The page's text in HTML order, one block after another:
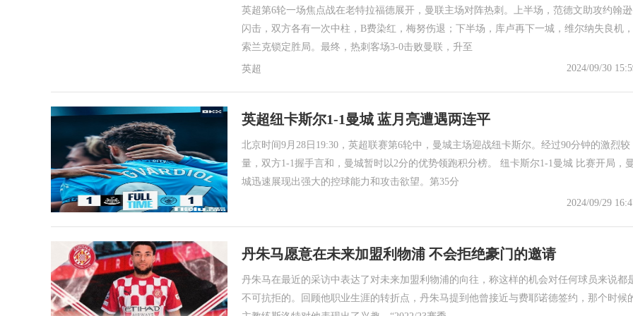
英超第6轮一场焦点战在老特拉福德展开，曼联主场对阵热刺。上半场，范德文助攻约翰逊
闪击，双方各有一次中柱，B费染红，梅努伤退；下半场，库卢再下一城，维尔纳失良机，
索兰克锁定胜局。最终，热刺客场3-0击败曼联，升至
2024/09/30
英超
英超纽卡斯尔1-1曼城 蓝月亮遭遇两连平
北京时间9月28日19:30，英超联赛第6轮中，曼城主场迎战纽卡斯尔。经过90分钟的激烈较
量，双方1-1握手言和，曼城暂时以2分的优势领跑积分榜。 纽卡斯尔1-1曼城 比赛开局，曼
城迅速展现出强大的控球能力和攻击欲望。第35分
2024/09/29
丹朱马愿意在未来加盟利物浦 不会拒绝豪门的邀请
丹朱马在最近的采访中表达了对未来加盟利物浦的向往，称这样的机会对任何球员来说都
不可抗拒的。回顾他职业生涯的转折点，丹朱马提到他曾接近与费耶诺德签约，那个时候